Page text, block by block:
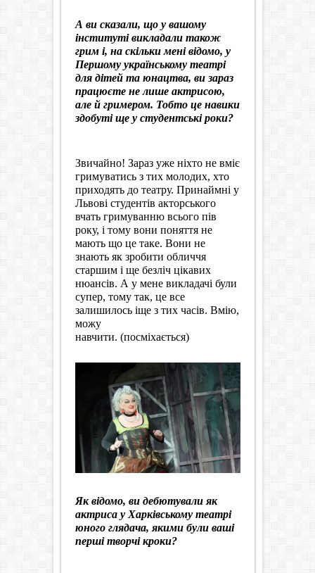
А ви сказали, що у вашому
інституті викладали також
грим і, на скільки мені відомо, у
Першому українському театрі
для дітей та юнацтва, ви зараз
працюєте не лише актрисою,
але й гримером. Тобто це навики
здобуті ще у студентські роки?
Звичайно! Зараз уже ніхто не вміє
гримуватись з тих молодих, хто
приходять до театру. Принаймні у
Львові студентів акторського
вчать гримуванню всього пів
року, і тому вони поняття не
мають що це таке. Вони не
знають як зробити обличчя
старшим і ще безліч цікавих
нюансів. А у мене викладачі були
супер, тому так, це все
залишилось іще з тих часів. Вмію,
можу
навчити. (посміхається)
Як відомо, ви дебютували як
актриса у Харківському театрі
юного глядача, якими були ваші
перші творчі кроки?